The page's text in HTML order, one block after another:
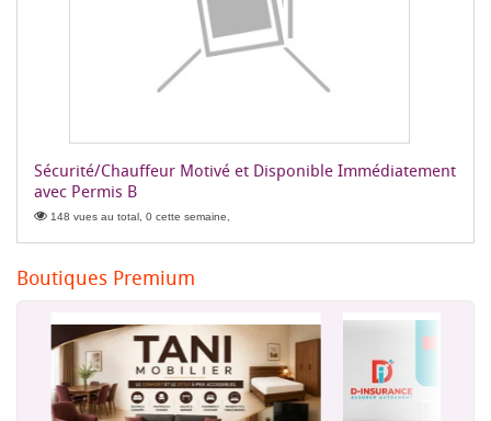
Sécurité/Chauffeur Motivé et Disponible Immédiatement
avec Permis B
148 vues au total, 0 cette semaine,
Boutiques Premium